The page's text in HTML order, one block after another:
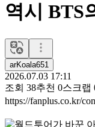
역시 BTS
arKoala651
2026.07.03 17:11
조회 38추천 0스크랩
https://fanplus.co.kr/